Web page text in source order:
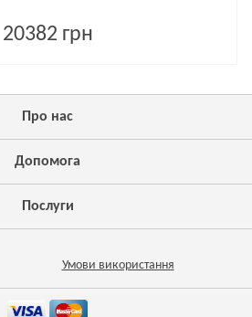
20382 грн
Про нас
Допомога
Послуги
Умови використання